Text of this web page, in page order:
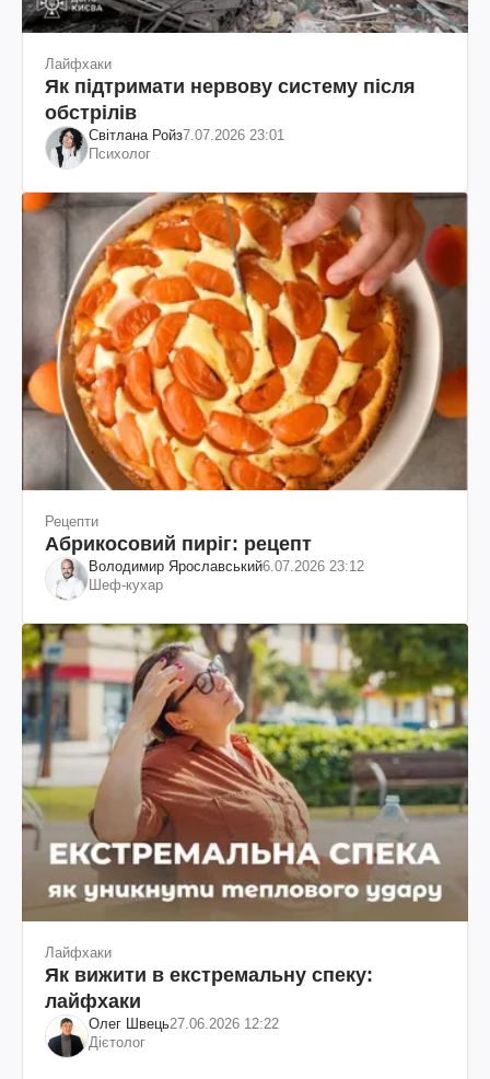
Лайфхаки
Як підтримати нервову систему після
обстрілів
Світлана Ройз7.07.2026 23:01
Психолог
Рецепти
Абрикосовий пиріг: рецепт
Володимир Ярославський6.07.2026 23:12
Шеф-кухар
Лайфхаки
Як вижити в екстремальну спеку:
лайфхаки
Олег Швець27.06.2026 12:22
Дієтолог